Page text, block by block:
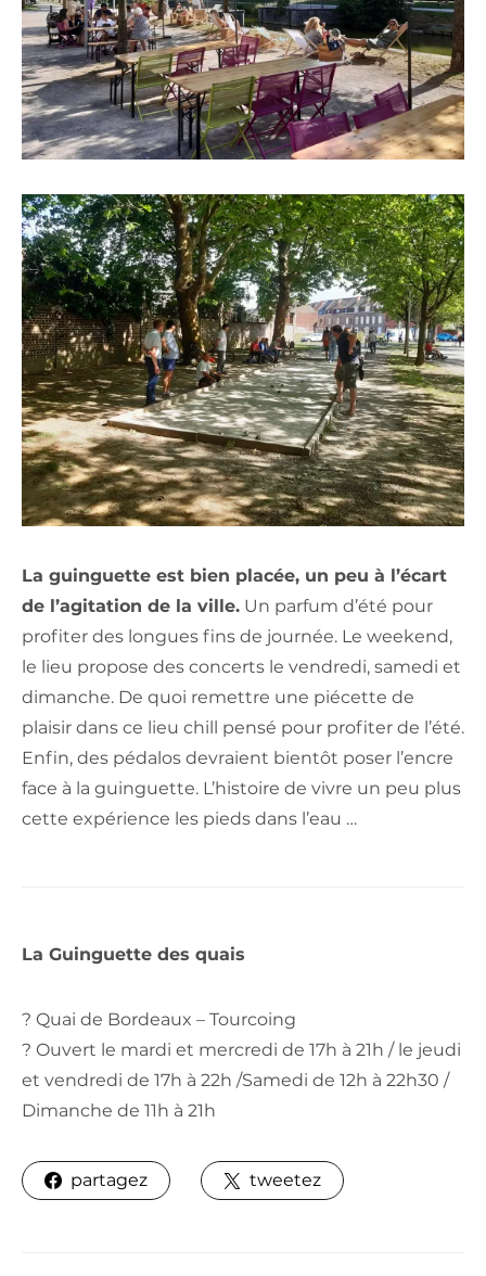
La guinguette est bien placée, un peu à l’écart
de l’agitation de la ville. Un parfum d’été pour
profiter des longues fins de journée. Le weekend,
le lieu propose des concerts le vendredi, samedi et
dimanche. De quoi remettre une piécette de
plaisir dans ce lieu chill pensé pour profiter de l’été.
Enfin, des pédalos devraient bientôt poser l’encre
face à la guinguette. L’histoire de vivre un peu plus
cette expérience les pieds dans l’eau …
La Guinguette des quais
? Quai de Bordeaux – Tourcoing
? Ouvert le mardi et mercredi de 17h à 21h / le jeudi
et vendredi de 17h à 22h /Samedi de 12h à 22h30 /
Dimanche de 11h à 21h
partagez tweetez